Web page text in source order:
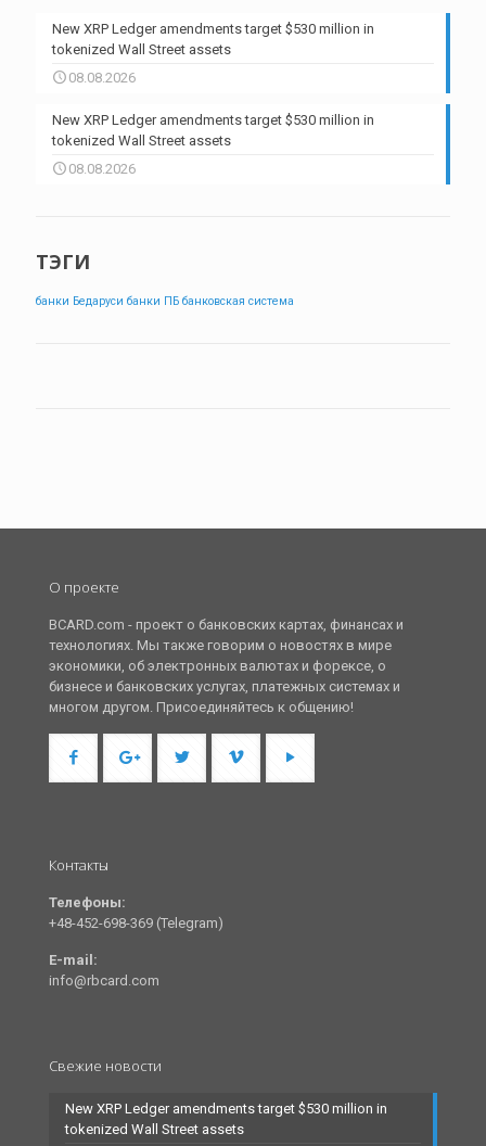
New XRP Ledger amendments target $530 million in
tokenized Wall Street assets
08.08.2026
New XRP Ledger amendments target $530 million in
tokenized Wall Street assets
08.08.2026
ТЭГИ
банки Бедаруси банки ПБ банковская система
О проекте
BCARD.com - проект о банковских картах, финансах и
технологиях. Мы также говорим о новостях в мире
экономики, об электронных валютах и форексе, о
бизнесе и банковских услугах, платежных системах и
многом другом. Присоединяйтесь к общению!
Контакты
Телефоны:
+48-452-698-369 (Telegram)
E-mail:
info@rbcard.com
Свежие новости
New XRP Ledger amendments target $530 million in
tokenized Wall Street assets